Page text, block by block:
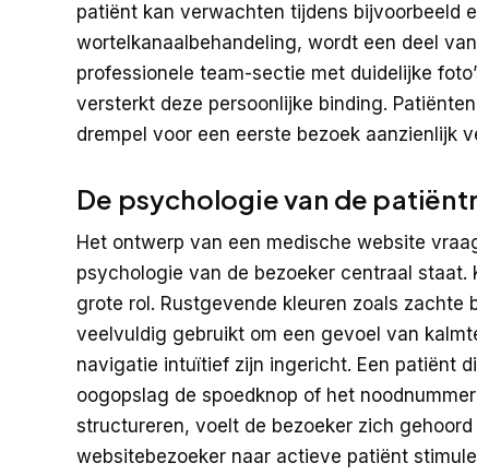
patiënt kan verwachten tijdens bijvoorbeeld
wortelkanaalbehandeling, wordt een deel
professionele team-sectie met duidelijke
versterkt deze persoonlijke binding.
drempel voor een eerste bezoek aanzienlijk
De psychologie van de
Het ontwerp van een medische website
psychologie van de bezoeker centraal staat.
grote rol. Rustgevende kleuren zoals
veelvuldig gebruikt om een gevoel van
navigatie intuïtief zijn ingericht. Een patiënt
oogopslag de spoedknop of het
structureren, voelt de bezoeker zich
websitebezoeker naar actieve patiënt